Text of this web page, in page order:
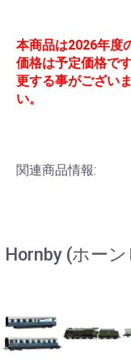
本商品は2026年度
価格は予定価格で
更する事がござい
い。
関連商品情報:
Hornby (ホー